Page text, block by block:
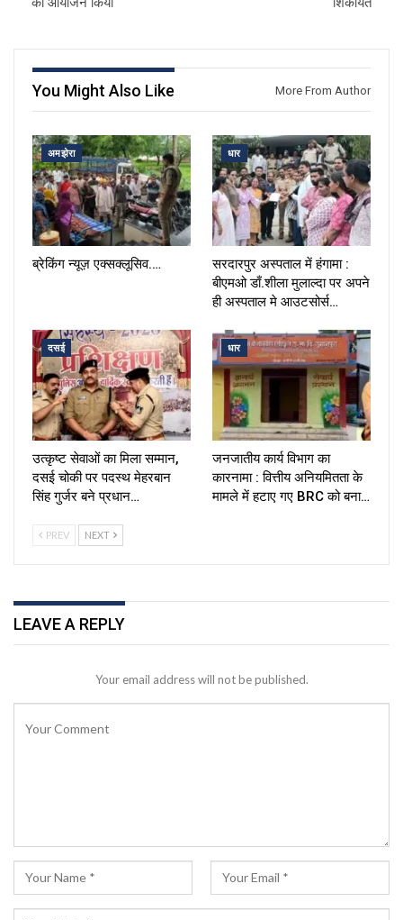
You Might Also Like More From Author
अमझेरा
ब्रेकिंग न्यूज़ एक्सक्लूसिव.…
धार
सरदारपुर अस्पताल में हंगामा :
बीएमओ डाँ.शीला मुलाल्दा पर अपने
ही अस्पताल मे आउटसोर्स…
दसई
उत्कृष्ट सेवाओं का मिला सम्मान,
दसई चोकी पर पदस्थ मेहरबान
सिंह गुर्जर बने प्रधान…
धार
जनजातीय कार्य विभाग का
कारनामा : वित्तीय अनियमितता के
मामले में हटाए गए BRC को बना…
PREV NEXT
LEAVE A REPLY
Your email address will not be published.